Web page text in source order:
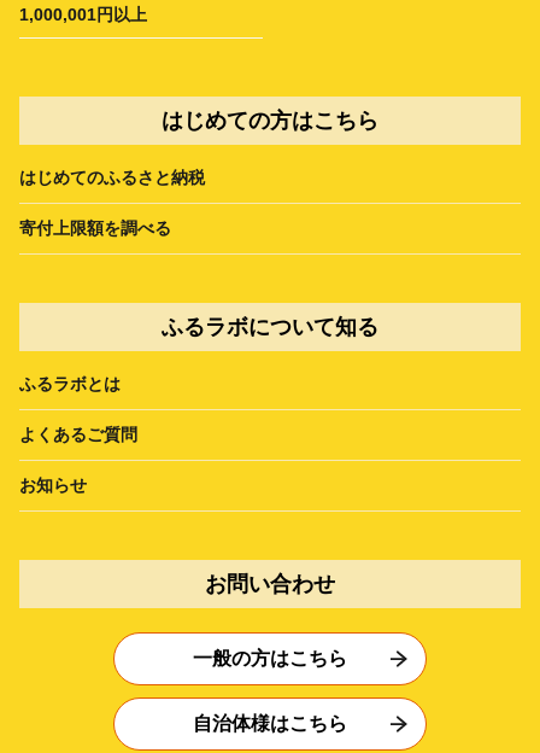
1,000,001円以上
はじめての方はこちら
はじめてのふるさと納税
寄付上限額を調べる
ふるラボについて知る
ふるラボとは
よくあるご質問
お知らせ
お問い合わせ
一般の方はこちら
自治体様はこちら